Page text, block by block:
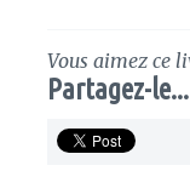
Vous aimez ce
Partagez-le...